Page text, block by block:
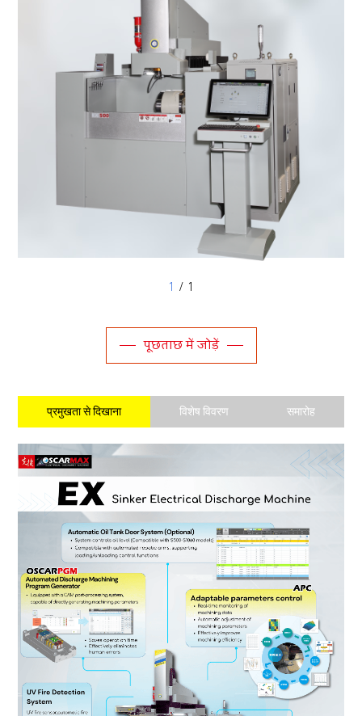
1 / 1
पूछताछ में जोड़ें
प्रमुखता से दिखाना विशेष विवरण समारोह